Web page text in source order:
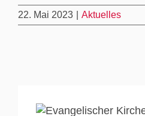
22. Mai 2023 Aktuelles